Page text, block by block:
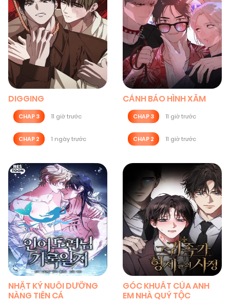
DIGGING
CHAP 3 11 giờ trước
CHAP 2 1 ngày trước
CẢNH BÁO HÌNH XĂM
CHAP 3 11 giờ trước
CHAP 2 11 giờ trước
NHẬT KÝ NUÔI DƯỠNG
NÀNG TIÊN CÁ
GÓC KHUẤT CỦA ANH
EM NHÀ QUÝ TỘC